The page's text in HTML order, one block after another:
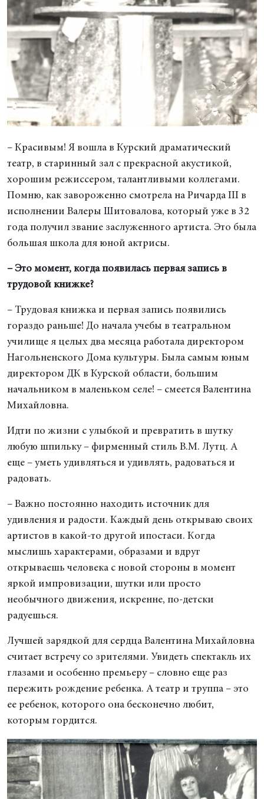
– Красивым! Я вошла в Курский драматический
театр, в старинный зал с прекрасной акустикой,
хорошим режиссером, талантливыми коллегами.
Помню, как завороженно смотрела на Ричарда III в
исполнении Валеры Шитовалова, который уже в 32
года получил звание заслуженного артиста. Это была
большая школа для юной актрисы.
– Это момент, когда появилась первая запись в
трудовой книжке?
– Трудовая книжка и первая запись появились
гораздо раньше! До начала учебы в театральном
училище я целых два месяца работала директором
Нагольненского Дома культуры. Была самым юным
директором ДК в Курской области, большим
начальником в маленьком селе! – смеется Валентина
Михайловна.
Идти по жизни с улыбкой и превратить в шутку
любую шпильку – фирменный стиль В.М. Лутц. А
еще – уметь удивляться и удивлять, радоваться и
радовать.
– Важно постоянно находить источник для
удивления и радости. Каждый день открываю своих
артистов в какой-то другой ипостаси. Когда
мыслишь характерами, образами и вдруг
открываешь человека с новой стороны в момент
яркой импровизации, шутки или просто
необычного движения, искренне, по-детски
радуешься.
Лучшей зарядкой для сердца Валентина Михайловна
считает встречу со зрителями. Увидеть спектакль их
глазами и особенно премьеру – словно еще раз
пережить рождение ребенка. А театр и труппа – это
ее ребенок, которого она бесконечно любит,
которым гордится.